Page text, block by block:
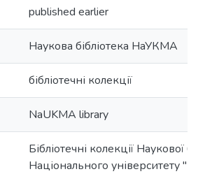
published earlier
Наукова бібліотека НаУКМА
бібліотечні колекції
NaUKMA library
Бібліотечні колекції Наукової
Національного університету